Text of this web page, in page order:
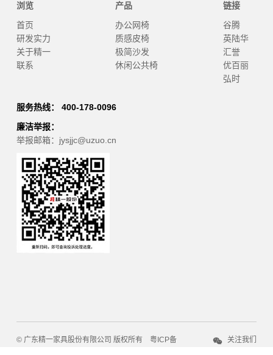
浏览
首页
研发实力
关于精一
联系
产品
办公网椅
质感皮椅
极简沙发
休闲公共椅
链接
谷腾
英陆华
汇誉
优百丽
弘时
服务热线： 400-178-0096
廉洁举报：
举报邮箱：jysjjc@uzuo.cn
© 广东精一家具股份有限公司 版权所有 粤ICP备
关注我们